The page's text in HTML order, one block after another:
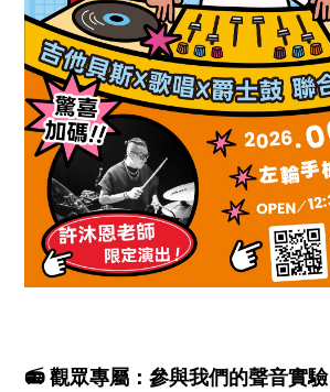
📻 觀眾專屬：參與我們的聲音實驗